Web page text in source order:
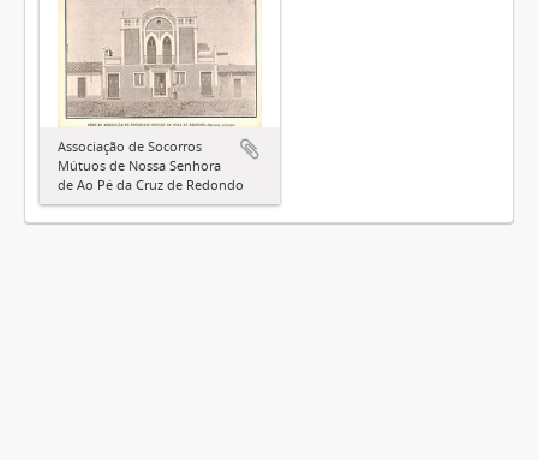
Associação de Socorros
Mútuos de Nossa Senhora
de Ao Pé da Cruz de Redondo